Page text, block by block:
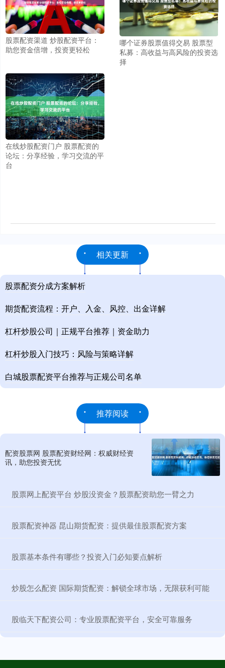
股票配资渠道 炒股配资平台：
助您资金倍增，投资更轻松
哪个证券股票值得交易 股票型
私募：高收益与高风险的投资选
择
在线炒股配资门户 股票配资的
论坛：分享经验，学习交流的平
台
相关更新
股票配资分成方案解析
期货配资流程：开户、入金、风控、出金详解
杠杆炒股公司｜正规平台推荐｜资金助力
杠杆炒股入门技巧：风险与策略详解
白城股票配资平台推荐与正规公司名单
推荐阅读
配资股票网 股票配资财经网：权威财经资
讯，助您投资无忧
​股票网上配资平台 炒股没资金？股票配资助您一臂之力
​股票配资神器 昆山期货配资：提供最佳股票配资方案
​股票基本条件有哪些？投资入门必知要点解析
​炒股怎么配资 国际期货配资：解锁全球市场，无限获利可能
​股临天下配资公司：专业股票配资平台，安全可靠服务